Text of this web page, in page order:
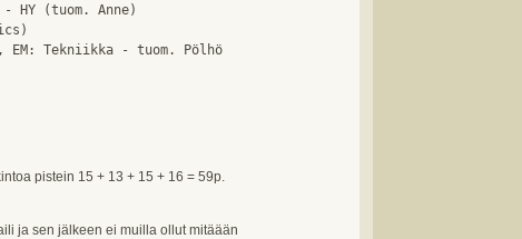
HY (tuom. Anne)
pistein 15 + 13 + 15 + 16 = 59p.
ja sen jälkeen ei muilla ollut mitäään